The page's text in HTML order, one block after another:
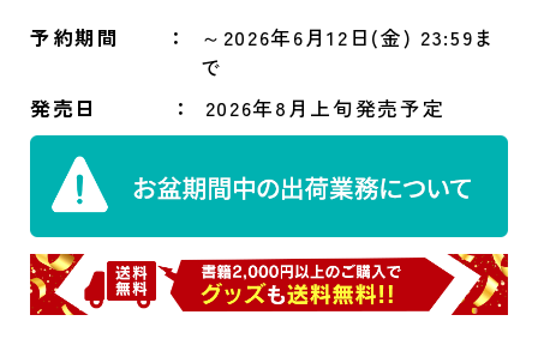
予約期間
～2026年6月12日(金) 23:59ま
で
発売日
2026年8月上旬発売予定